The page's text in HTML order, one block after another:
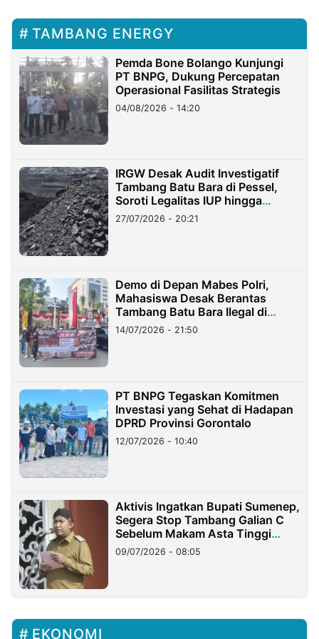
TAMBANG ENERGY
Pemda Bone Bolango Kunjungi
PT BNPG, Dukung Percepatan
Operasional Fasilitas Strategis
04/08/2026 - 14:20
IRGW Desak Audit Investigatif
Tambang Batu Bara di Pessel,
Soroti Legalitas IUP hingga
Stockpile
27/07/2026 - 20:21
Demo di Depan Mabes Polri,
Mahasiswa Desak Berantas
Tambang Batu Bara Ilegal di
Lampung
14/07/2026 - 21:50
PT BNPG Tegaskan Komitmen
Investasi yang Sehat di Hadapan
DPRD Provinsi Gorontalo
12/07/2026 - 10:40
Aktivis Ingatkan Bupati Sumenep,
Segera Stop Tambang Galian C
Sebelum Makam Asta Tinggi
Longsor
09/07/2026 - 08:05
EKONOMI